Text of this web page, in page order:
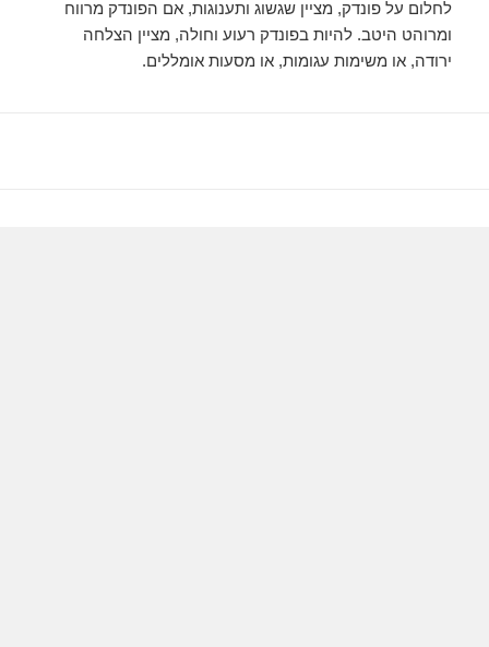
לחלום על פונדק, מציין שגשוג ותענוגות, אם הפונדק מרווח
ומרוהט היטב. להיות בפונדק רעוע וחולה, מציין הצלחה
ירודה, או משימות עגומות, או מסעות אומללים.